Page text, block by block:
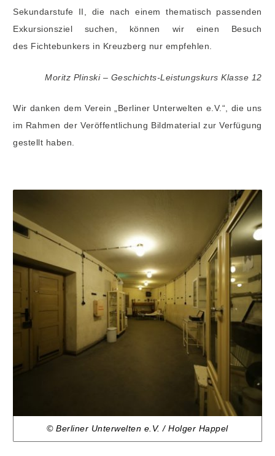
Sekundarstufe II, die nach einem thematisch passenden
Exkursionsziel suchen, können wir einen Besuch
des Fichtebunkers in Kreuzberg nur empfehlen.
Moritz Plinski – Geschichts-Leistungskurs Klasse 12
Wir danken dem Verein „Berliner Unterwelten e.V.“, die uns
im Rahmen der Veröffentlichung Bildmaterial zur Verfügung
gestellt haben.
© Berliner Unterwelten e.V. / Holger Happel